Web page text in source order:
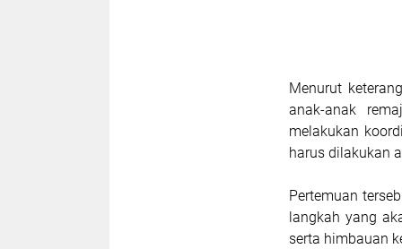
Menurut
anak-anak
melakukan
harus dilakukan
Pertemuan
langkah yang
serta himbauan